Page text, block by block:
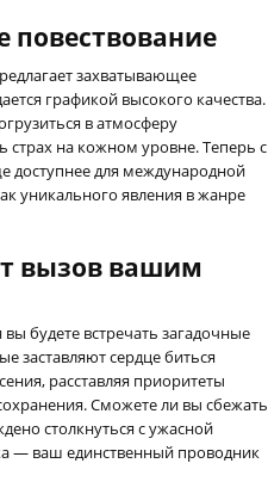
повествование
захватывающее
графикой высокого качества.
в атмосферу
страх на кожном уровне. Теперь с
доступнее для международной
уникального явления в жанре
вызов вашим
будете встречать загадочные
заставляют сердце биться
расставляя приоритеты
Сможете ли вы сбежать
столкнуться с ужасной
— ваш единственный проводник